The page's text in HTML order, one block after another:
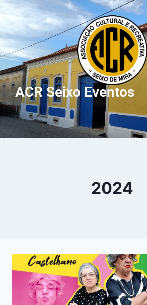
ACR Seixo Eventos
2024